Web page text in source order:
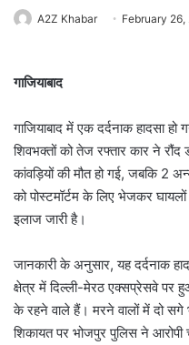
A2Z Khabar February 26,
गाजियाबाद
गाजियाबाद में एक दर्दनाक हादसा
शिवभक्तों को तेज रफ्तार कार ने रौंद
कांवड़ियों की मौत हो गई, जबकि 2
को पोस्टमॉर्टम के लिए भेजकर
इलाज जारी है।
जानकारी के अनुसार, यह दर्दनाक
क्षेत्र में दिल्ली-मेरठ एक्सप्रेसवे पर
के रहने वाले हैं। मरने वालों में दो सगे
शिकायत पर भोजपुर पुलिस ने